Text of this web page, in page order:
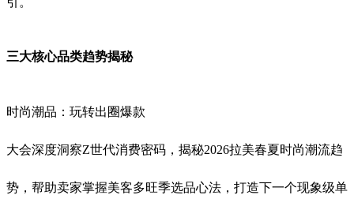
三大核心品类趋势揭秘
时尚潮品：玩转出圈爆款
大会深度洞察Z世代消费密码，揭秘2026拉美春夏时尚潮流趋
势，帮助卖家掌握美客多旺季选品心法，打造下一个现象级单